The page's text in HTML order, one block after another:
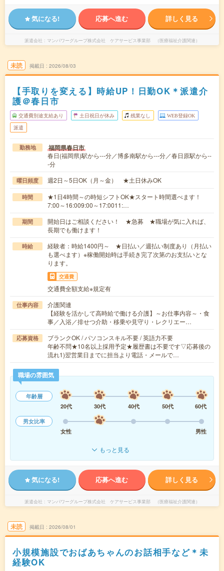
気になる! 応募へ進む 詳しく見る
派遣会社 マンパワーグループ株式会社 ケアサービス事業部 （医療福祉介護関連）
未読 掲載日 2026/08/03
【手取りを変える】時給UP！日勤OK＊派遣介
護＠春日市
交通費別途支給あり 土日祝日が休み 残業なし WEB登録OK
派遣
勤務地 福岡県春日市
春日(福岡県)駅から---分／博多南駅から---分／春日原駅から--
-分
曜日頻度 週2日～5日OK（月～金） ★土日休みOK
時間
★1日4時間～の時短シフトOK★スタート時間選べます！
7:00～16:009:00～17:0011:…
期間
開始日はご相談ください！ ★急募 ★職場が気に入れば、
長期でも働けます！
時給
経験者：時給1400円～ ★日払い／週払い制度あり（月払い
も選べます）※稼働開始時は手続き完了次第のお支払いとな
ります。
交通費
交通費全額支給※規定有
仕事内容
介護関連
【経験を活かして高時給で働ける介護】～お仕事内容～・食
事／入浴／排せつ介助・移乗や見守り・レクリエー…
応募資格
ブランクOK / パソコンスキル不要 / 英語力不要
年齢不問★10名以上採用予定★履歴書は不要です▽応募後の
流れ1)翌営業日までに担当より電話・メールで…
職場の雰囲気
年齢層
20代
30代 40代 50代
60代
男女比率
女性
男性
もっと見る
気になる! 応募へ進む 詳しく見る
派遣会社 マンパワーグループ株式会社 ケアサービス事業部 （医療福祉介護関連）
未読 掲載日 2026/08/01
小規模施設でおばあちゃんのお話相手など＊未
経験OK